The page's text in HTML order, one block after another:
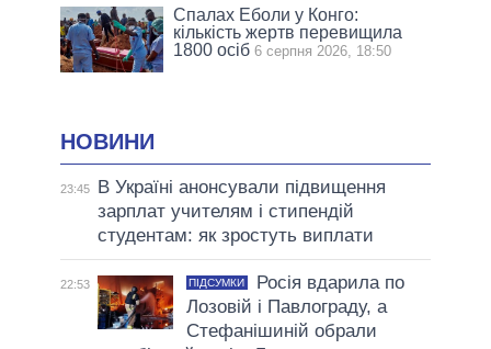
Спалах Еболи у Конго:
кількість жертв перевищила
1800 осіб 6 серпня 2026, 18:50
НОВИНИ
23:45
В Україні анонсували підвищення
зарплат учителям і стипендій
студентам: як зростуть виплати
22:53 ПІДСУМКИ
Росія вдарила по
Лозовій і Павлограду, а
Стефанішиній обрали